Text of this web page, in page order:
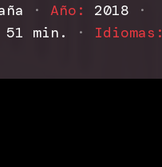
2025
· Año: 2018
·
51 min. ·
Idiomas: